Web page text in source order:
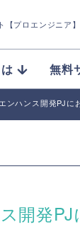
【プロエンジニア】
無料
ンハンス開発PJに
開発